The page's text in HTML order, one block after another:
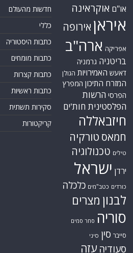
או"ם אוקראינה
איראן אירופה
אפריקה ארה"ב
בריטניה גרמניה
דאעש האמירויות הגולן
המזרח התיכון המפרץ
הפרסי הרשות
הפלסטינית חות'ים
חיזבאללה
חמאס טורקיה
טילים טכנולוגיה
ירדן ישראל
כורדים כטב"מים כלכלה
לבנון מצרים
סוריה סחר סמים
סייבר סין סיני
סעודיה עזה
חדשות מהעולם
כללי
כתבות היסטוריה
כתבות מומחים
כתבות קצרות
כתבות ראשיות
סקירות תשתית
קריקטורות